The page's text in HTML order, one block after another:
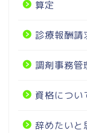
算定
診療報酬請
調剤事務管
資格につい
辞めたいと